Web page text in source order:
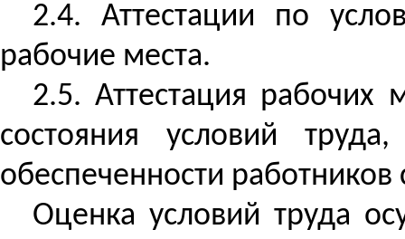
2.4. Аттестации по
рабочие места.
2.5. Аттестация рабочих
состояния условий
обеспеченности
Оценка условий труда